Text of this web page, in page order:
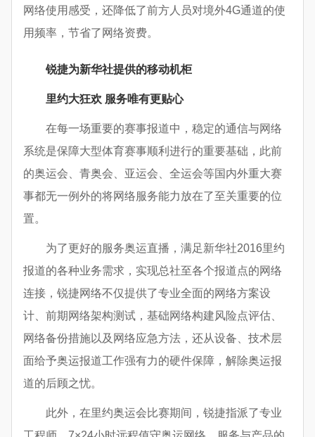
网络使用感受，还降低了前方人员对境外4G通道的使
用频率，节省了网络资费。
锐捷为新华社提供的移动机柜
里约大狂欢 服务唯有更贴心
在每一场重要的赛事报道中，稳定的通信与网络
系统是保障大型体育赛事顺利进行的重要基础，此前
的奥运会、青奥会、亚运会、全运会等国内外重大赛
事都无一例外的将网络服务能力放在了至关重要的位
置。
为了更好的服务奥运直播，满足新华社2016里约
报道的各种业务需求，实现总社至各个报道点的网络
连接，锐捷网络不仅提供了专业全面的网络方案设
计、前期网络架构测试，基础网络构建风险点评估、
网络备份措施以及网络应急方法，还从设备、技术层
面给予奥运报道工作强有力的硬件保障，解除奥运报
道的后顾之忧。
此外，在里约奥运会比赛期间，锐捷指派了专业